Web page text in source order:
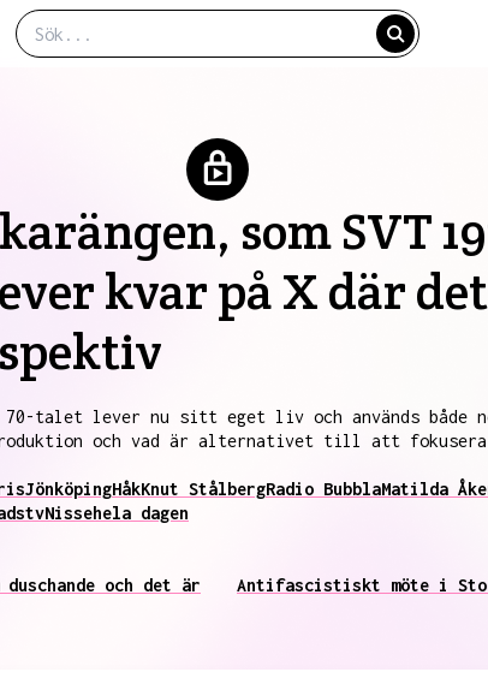
som SVT
kvar på X där
70-talet lever nu sitt eget liv och används både
och vad är alternativet till att
JönköpingHåkKnut StålbergRadio BubblaMatilda
Nissehela dagen
och det är
Antifascistiskt möte i